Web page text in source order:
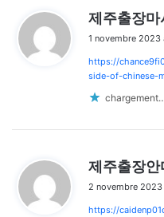
제주출장마
1 novembre 2023
https://
side-of-chinese-
제주출장안
2 novembre 2023
https://